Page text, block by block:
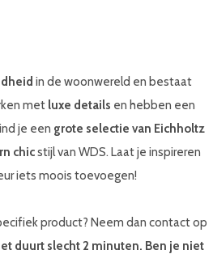
in de woonwereld en bestaat
met luxe details en hebben een
je een grote selectie van Eichholtz
chicstijl van WDS. Laat je inspireren
iets moois toevoegen!
product? Neem dan contact op
duurt slecht 2 minuten. Ben je niet